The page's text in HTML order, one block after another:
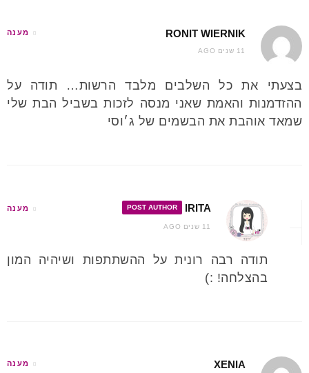
RONIT WIERNIK
11 שנים AGO
מענה
בצעתי את כל השלבים מלבד הרשות… תודה על
ההזדמנות והאמת שאני מנסה לזכות בשביל הבת שלי
שמאד אוהבת את הבשמים של ג׳וסי
IRITA
POST AUTHOR
11 שנים AGO
מענה
תודה רבה רונית על ההשתתפות ושיהיה המון
בהצלחה! :)
XENIA מענה